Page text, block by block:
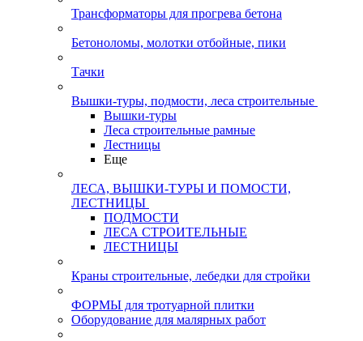
Трансформаторы для прогрева бетона
Бетоноломы, молотки отбойные, пики
Тачки
Вышки-туры, подмости, леса строительные
Вышки-туры
Леса строительные рамные
Лестницы
Еще
ЛЕСА, ВЫШКИ-ТУРЫ И ПОМОСТИ,
ЛЕСТНИЦЫ
ПОДМОСТИ
ЛЕСА СТРОИТЕЛЬНЫЕ
ЛЕСТНИЦЫ
Краны строительные, лебедки для стройки
ФОРМЫ для тротуарной плитки
Оборудование для малярных работ